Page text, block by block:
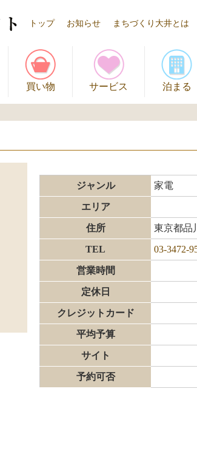
トップ お知らせ まちづくり大井とは
買い物 サービス 泊まる
ジャンル 家電
エリア
住所 東京都品
TEL 03-3472-
営業時間
定休日
クレジットカード
平均予算
サイト
予約可否